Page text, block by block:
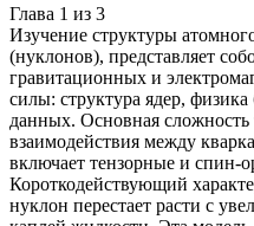
Глава 1 из 3
Изучение структуры
(нуклонов), представляет
гравитационных и
силы: структура ядер,
данных. Основная сложность
взаимодействия между
включает тензорные и спин-
Короткодействующий
нуклон перестает расти с